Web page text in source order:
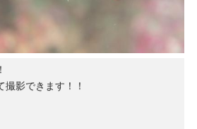
影できます！！